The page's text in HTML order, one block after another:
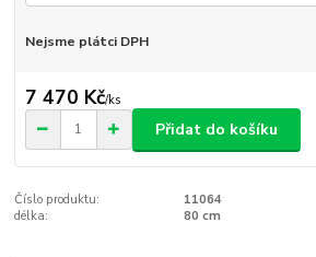
Nejsme plátci DPH
7 470 Kč/ks
Přidat do košíku
Číslo produktu:
11064
délka:
80 cm